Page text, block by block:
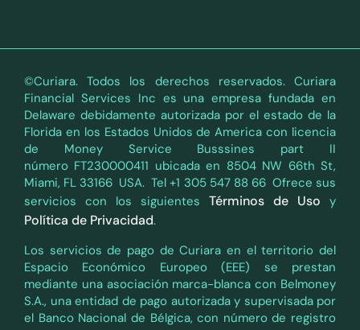
©Curiara. Todos los derechos reservados. Curiara
Financial Services Inc es una empresa fundada en
Delaware debidamente autorizada por el estado de la
Florida en los Estados Unidos de America con licencia
de Money Service Busssines part II
número FT230000411 ubicada en 8504 NW 66th St,
Miami, FL 33166 USA. Tel +1 305 547 88 66 Ofrece sus
servicios con los siguientes Términos de Uso y
Política de Privacidad.
Los servicios de pago de Curiara en el territorio del
Espacio Económico Europeo (EEE) se prestan
mediante una asociación marca-blanca con Belmoney
S.A., una entidad de pago autorizada y supervisada por
el Banco Nacional de Bélgica, con número de registro